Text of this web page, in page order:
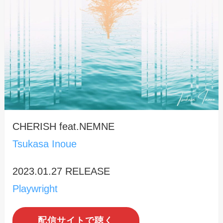
CHERISH feat.NEMNE
Tsukasa Inoue
2023.01.27 RELEASE
Playwright
配信サイトで聴く